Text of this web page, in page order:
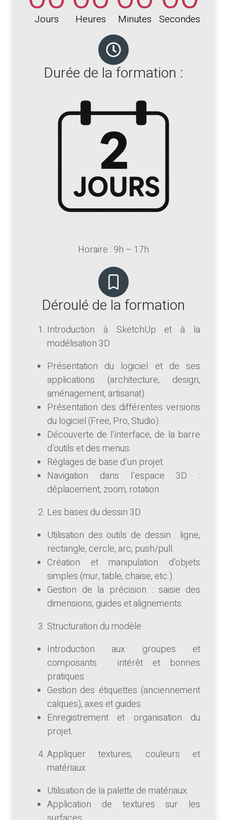
Jours Heures Minutes Secondes
Durée de la formation :
Horaire : 9h – 17h
Déroulé de la formation
Introduction à SketchUp et à la
modélisation 3D
Présentation du logiciel et de ses
applications (architecture, design,
aménagement, artisanat).
Présentation des différentes versions
du logiciel (Free, Pro, Studio).
Découverte de l’interface, de la barre
d’outils et des menus.
Réglages de base d’un projet.
Navigation dans l’espace 3D :
déplacement, zoom, rotation.
Les bases du dessin 3D
Utilisation des outils de dessin : ligne,
rectangle, cercle, arc, push/pull.
Création et manipulation d’objets
simples (mur, table, chaise, etc.).
Gestion de la précision : saisie des
dimensions, guides et alignements.
Structuration du modèle
Introduction aux groupes et
composants : intérêt et bonnes
pratiques.
Gestion des étiquettes (anciennement
calques), axes et guides.
Enregistrement et organisation du
projet.
Appliquer textures, couleurs et
matériaux
Utilisation de la palette de matériaux.
Application de textures sur les